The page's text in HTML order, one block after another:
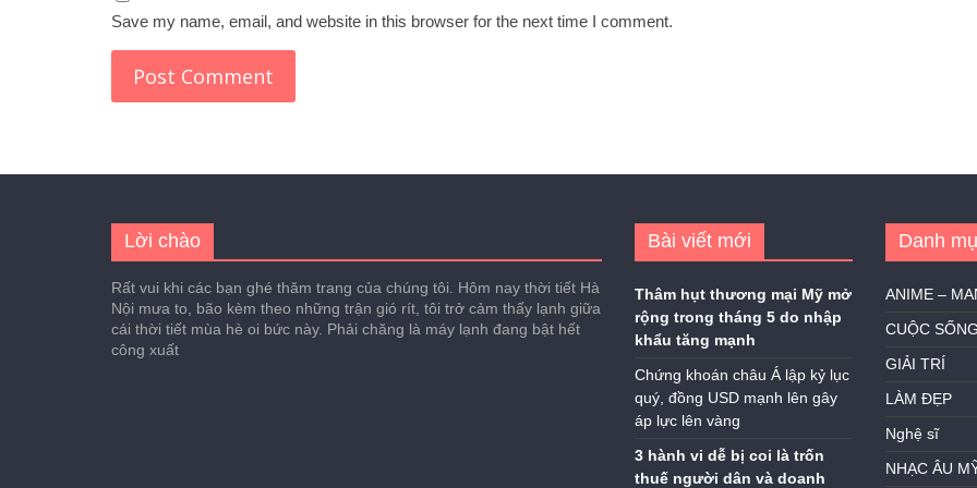
Save my name, email, and website in this browser for the next time I comment.
Lời chào
Rất vui khi các bạn ghé thăm trang của chúng tôi. Hôm nay thời tiết Hà
Nội mưa to, bão kèm theo những trận gió rít, tôi trở cảm thấy lạnh giữa
cái thời tiết mùa hè oi bức này. Phải chăng là máy lạnh đang bật hết
công xuất
Bài viết mới
Thâm hụt thương mại Mỹ mở
rộng trong tháng 5 do nhập
khẩu tăng mạnh
Chứng khoán châu Á lập kỷ lục
quý, đồng USD mạnh lên gây
áp lực lên vàng
3 hành vi dễ bị coi là trốn
thuế người dân và doanh
Danh
ANIME –
CUỘC SỐNG
GIẢI TRÍ
LÀM ĐẸP
Nghệ sĩ
NHẠC ÂU